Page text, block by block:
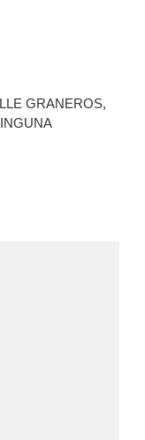
GRANEROS,